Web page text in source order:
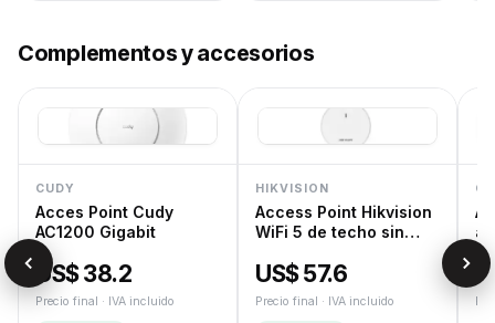
Complementos y accesorios
CUDY
Acces Point Cudy
AC1200 Gigabit
US$ 38.2
Precio final · IVA incluido
HIKVISION
Access Point Hikvision
WiFi 5 de techo sin
US$ 57.6
Precio final · IVA incluido
a